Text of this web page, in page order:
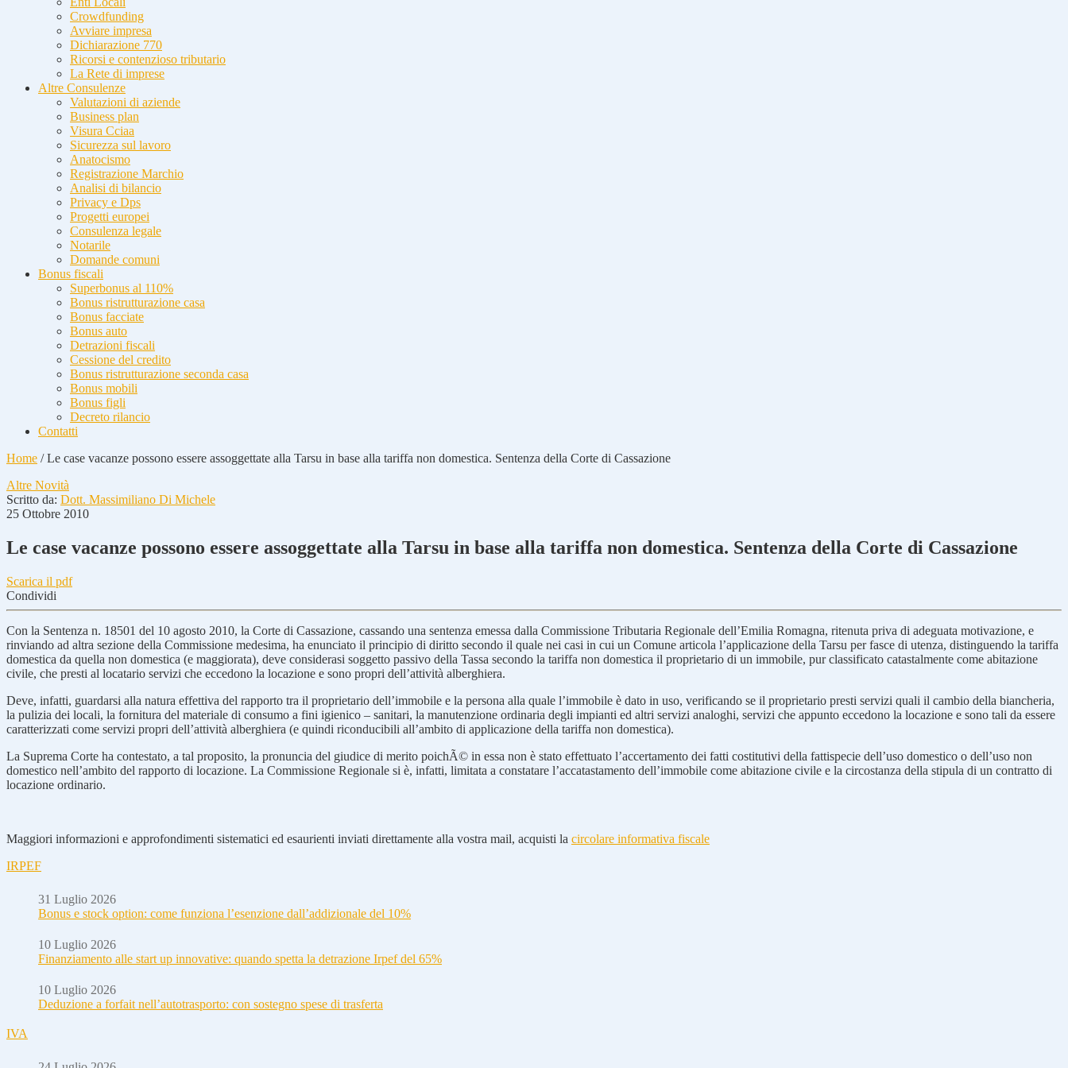
Crowdfunding
Avviare impresa
Dichiarazione 770
Ricorsi e contenzioso tributario
La Rete di imprese
Altre Consulenze
Valutazioni di aziende
Business plan
Visura Cciaa
Sicurezza sul lavoro
Anatocismo
Registrazione Marchio
Analisi di bilancio
Privacy e Dps
Progetti europei
Consulenza legale
Notarile
Domande comuni
Bonus fiscali
Superbonus al 110%
Bonus ristrutturazione casa
Bonus facciate
Bonus auto
Detrazioni fiscali
Cessione del credito
Bonus ristrutturazione seconda casa
Bonus mobili
Bonus figli
Decreto rilancio
Contatti
Home /Le case vacanze possono essere assoggettate alla Tarsu in base alla tariffa non domestica. Sentenza della Corte di Cassazione
Altre Novità
Scritto da: Dott. Massimiliano Di Michele
25 Ottobre 2010
Le case vacanze possono essere assoggettate alla Tarsu in base alla tariffa non domestica. Sentenza della Corte di Cassazione
Scarica il pdf
Condividi
Con la Sentenza n. 18501 del 10 agosto 2010, la Corte di Cassazione, cassando una sentenza emessa dalla Commissione Tributaria Regionale dell’Emilia Romagna, ritenuta priva di adeguata motivazione, e
rinviando ad altra sezione della Commissione medesima, ha enunciato il principio di diritto secondo il quale nei casi in cui un Comune articola l’applicazione della Tarsu per fasce di utenza, distinguendo la tariffa
domestica da quella non domestica (e maggiorata), deve considerasi soggetto passivo della Tassa secondo la tariffa non domestica il proprietario di un immobile, pur classificato catastalmente come abitazione
civile, che presti al locatario servizi che eccedono la locazione e sono propri dell’attività alberghiera.
Deve, infatti, guardarsi alla natura effettiva del rapporto tra il proprietario dell’immobile e la persona alla quale l’immobile è dato in uso, verificando se il proprietario presti servizi quali il cambio della biancheria,
la pulizia dei locali, la fornitura del materiale di consumo a fini igienico – sanitari, la manutenzione ordinaria degli impianti ed altri servizi analoghi, servizi che appunto eccedono la locazione e sono tali da essere
caratterizzati come servizi propri dell’attività alberghiera (e quindi riconducibili all’ambito di applicazione della tariffa non domestica).
La Suprema Corte ha contestato, a tal proposito, la pronuncia del giudice di merito poichÃ© in essa non è stato effettuato l’accertamento dei fatti costitutivi della fattispecie dell’uso domestico o dell’uso non
domestico nell’ambito del rapporto di locazione. La Commissione Regionale si è, infatti, limitata a constatare l’accatastamento dell’immobile come abitazione civile e la circostanza della stipula di un contratto di
locazione ordinario.
Maggiori informazioni e approfondimenti sistematici ed esaurienti inviati direttamente alla vostra mail, acquisti la circolare informativa fiscale
IRPEF
31 Luglio 2026
Bonus e stock option: come funziona l’esenzione dall’addizionale del 10%
10 Luglio 2026
Finanziamento alle start up innovative: quando spetta la detrazione Irpef del 65%
10 Luglio 2026
Deduzione a forfait nell’autotrasporto: con sostegno spese di trasferta
IVA